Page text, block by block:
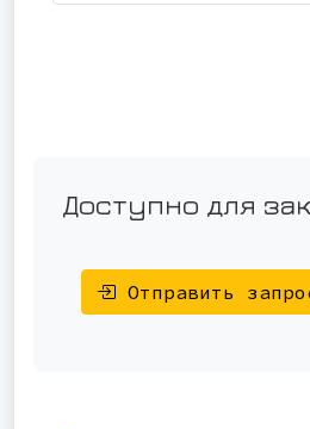
Доступно для
Отправить